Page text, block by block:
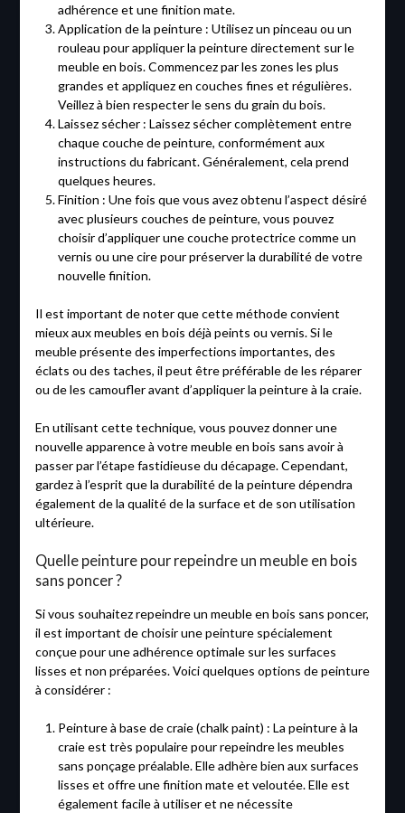
adhérence et une finition mate.
Application de la peinture : Utilisez un pinceau ou un
rouleau pour appliquer la peinture directement sur le
meuble en bois. Commencez par les zones les plus
grandes et appliquez en couches fines et régulières.
Veillez à bien respecter le sens du grain du bois.
Laissez sécher : Laissez sécher complètement entre
chaque couche de peinture, conformément aux
instructions du fabricant. Généralement, cela prend
quelques heures.
Finition : Une fois que vous avez obtenu l’aspect désiré
avec plusieurs couches de peinture, vous pouvez
choisir d’appliquer une couche protectrice comme un
vernis ou une cire pour préserver la durabilité de votre
nouvelle finition.
Il est important de noter que cette méthode convient
mieux aux meubles en bois déjà peints ou vernis. Si le
meuble présente des imperfections importantes, des
éclats ou des taches, il peut être préférable de les réparer
ou de les camoufler avant d’appliquer la peinture à la craie.
En utilisant cette technique, vous pouvez donner une
nouvelle apparence à votre meuble en bois sans avoir à
passer par l’étape fastidieuse du décapage. Cependant,
gardez à l’esprit que la durabilité de la peinture dépendra
également de la qualité de la surface et de son utilisation
ultérieure.
Quelle peinture pour repeindre un meuble en bois
sans poncer ?
Si vous souhaitez repeindre un meuble en bois sans poncer,
il est important de choisir une peinture spécialement
conçue pour une adhérence optimale sur les surfaces
lisses et non préparées. Voici quelques options de peinture
à considérer :
Peinture à base de craie (chalk paint) : La peinture à la
craie est très populaire pour repeindre les meubles
sans ponçage préalable. Elle adhère bien aux surfaces
lisses et offre une finition mate et veloutée. Elle est
également facile à utiliser et ne nécessite